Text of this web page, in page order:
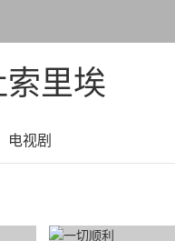
里埃
电视剧